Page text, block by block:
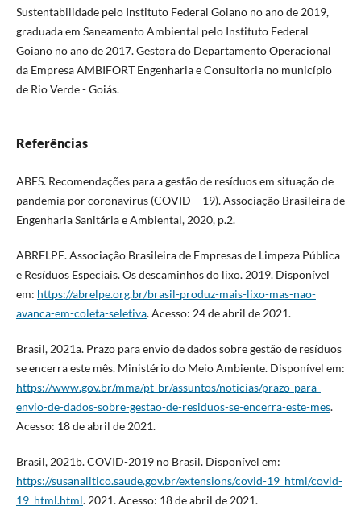
Sustentabilidade pelo Instituto Federal Goiano no ano de 2019,
graduada em Saneamento Ambiental pelo Instituto Federal
Goiano no ano de 2017. Gestora do Departamento Operacional
da Empresa AMBIFORT Engenharia e Consultoria no município
de Rio Verde - Goiás.
Referências
ABES. Recomendações para a gestão de resíduos em situação de
pandemia por coronavírus (COVID – 19). Associação Brasileira de
Engenharia Sanitária e Ambiental, 2020, p.2.
ABRELPE. Associação Brasileira de Empresas de Limpeza Pública
e Resíduos Especiais. Os descaminhos do lixo. 2019. Disponível
em: https://abrelpe.org.br/brasil-produz-mais-lixo-mas-nao-
avanca-em-coleta-seletiva. Acesso: 24 de abril de 2021.
Brasil, 2021a. Prazo para envio de dados sobre gestão de resíduos
se encerra este mês. Ministério do Meio Ambiente. Disponível em:
https://www.gov.br/mma/pt-br/assuntos/noticias/prazo-para-
envio-de-dados-sobre-gestao-de-residuos-se-encerra-este-mes.
Acesso: 18 de abril de 2021.
Brasil, 2021b. COVID-2019 no Brasil. Disponível em:
https://susanalitico.saude.gov.br/extensions/covid-19_html/covid-
19_html.html. 2021. Acesso: 18 de abril de 2021.